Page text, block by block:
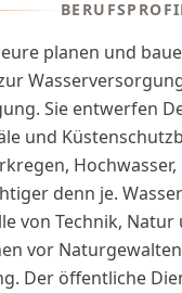
planen und
Sie entwerfen
und
denn je.
von Technik, Natur
vor
Der öffentliche